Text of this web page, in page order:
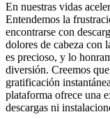
En nuestras vidas
Entendemos la
encontrarse con
dolores de cabeza con
es precioso, y lo
diversión. Creemos
gratificación
plataforma ofrece una
descargas ni